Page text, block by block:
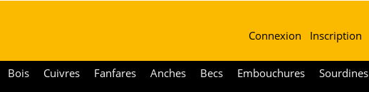
Connexion Inscription
Bois Cuivres Fanfares Anches Becs Embouchures Sourdines